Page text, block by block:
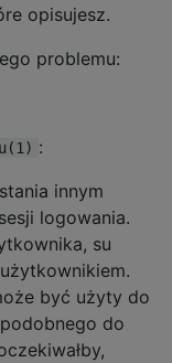
opisujesz.
problemu:
:
innym
logowania.
su
być użyty do
do